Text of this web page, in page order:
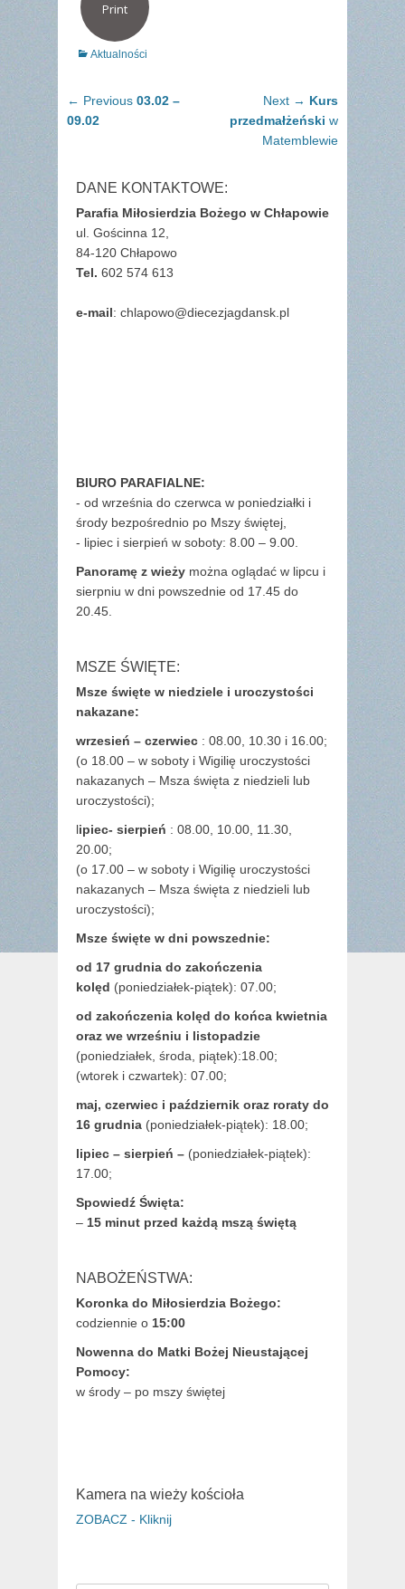
Print
Categories
Aktualności
Nawigacja
wpisu
← Previous Previous
03.02 –
09.02
Next → Next
post:
Kurs
przedmałżeński w
Matemblewie
DANE KONTAKTOWE:
Parafia Miłosierdzia Bożego w Chłapowie
ul. Gościnna 12,
84-120 Chłapowo
Tel. 602 574 613
e-mail: chlapowo@diecezjagdansk.pl
BIURO PARAFIALNE:
- od września do czerwca w poniedziałki i
środy bezpośrednio po Mszy świętej,
- lipiec i sierpień w soboty: 8.00 – 9.00.
Panoramę z wieży można oglądać w lipcu i
sierpniu w dni powszednie od 17.45 do
20.45.
MSZE ŚWIĘTE:
Msze święte w niedziele i uroczystości
nakazane:
wrzesień – czerwiec : 08.00, 10.30 i 16.00;
(o 18.00 – w soboty i Wigilię uroczystości
nakazanych – Msza święta z niedzieli lub
uroczystości);
lipiec- sierpień : 08.00, 10.00, 11.30,
20.00;
(o 17.00 – w soboty i Wigilię uroczystości
nakazanych – Msza święta z niedzieli lub
uroczystości);
Msze święte w dni powszednie:
od 17 grudnia do zakończenia
kolęd (poniedziałek-piątek): 07.00;
od zakończenia kolęd do końca kwietnia
oraz we wrześniu i listopadzie
(poniedziałek, środa, piątek):18.00;
(wtorek i czwartek): 07.00;
maj, czerwiec i październik oraz roraty do
16 grudnia (poniedziałek-piątek): 18.00;
lipiec – sierpień – (poniedziałek-piątek):
17.00;
Spowiedź Święta:
– 15 minut przed każdą mszą świętą
NABOŻEŃSTWA:
Koronka do Miłosierdzia Bożego:
codziennie o 15:00
Nowenna do Matki Bożej Nieustającej
Pomocy:
w środy – po mszy świętej
Kamera na wieży kościoła
ZOBACZ - Kliknij